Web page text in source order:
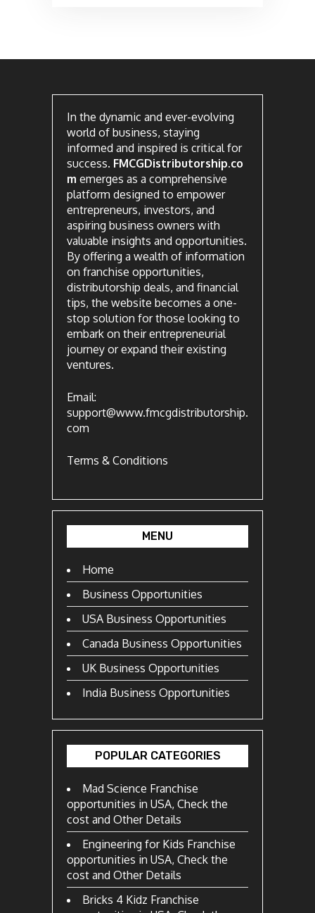
In the dynamic and ever-evolving
world of business, staying
informed and inspired is critical for
success. FMCGDistributorship.co
m emerges as a comprehensive
platform designed to empower
entrepreneurs, investors, and
aspiring business owners with
valuable insights and opportunities.
By offering a wealth of information
on franchise opportunities,
distributorship deals, and financial
tips, the website becomes a one-
stop solution for those looking to
embark on their entrepreneurial
journey or expand their existing
ventures.
Email:
support@www.fmcgdistributorship.
com
Terms & Conditions
MENU
Home
Business Opportunities
USA Business Opportunities
Canada Business Opportunities
UK Business Opportunities
India Business Opportunities
POPULAR CATEGORIES
Mad Science Franchise
opportunities in USA, Check the
cost and Other Details
Engineering for Kids Franchise
opportunities in USA, Check the
cost and Other Details
Bricks 4 Kidz Franchise